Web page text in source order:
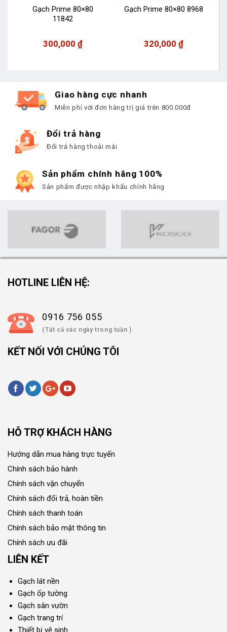
Gạch Prime 80×80
11842
300,000₫
Gạch Prime 80×80 8968
320,000 ₫
Giao hàng cực nhanh
Miễn phí với đơn hàng trị giá trên 800.000đ
Đổi trả hàng
Đổi trả hàng thoải mái
Sản phẩm chính hãng 100%
Sản phẩm được nhập khẩu chính hãng
HOTLINE LIÊN HỆ:
0916 756 055
(Tất cả các ngày trong tuần )
KẾT NỐI VỚI CHÚNG TÔI
HỖ TRỢ KHÁCH HÀNG
Hướng dẫn mua hàng trực tuyến
Chính sách bảo hành
Chính sách vận chuyển
Chính sách đổi trả, hoàn tiền
Chính sách thanh toán
Chính sách bảo mật thông tin
Chính sách ưu đãi
LIÊN KẾT
Gạch lát nền
Gạch ốp tường
Gạch sân vườn
Gạch trang trí
Thiết bị vệ sinh